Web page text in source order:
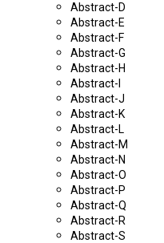
Abstract-D
Abstract-E
Abstract-F
Abstract-G
Abstract-H
Abstract-I
Abstract-J
Abstract-K
Abstract-L
Abstract-M
Abstract-N
Abstract-O
Abstract-P
Abstract-Q
Abstract-R
Abstract-S